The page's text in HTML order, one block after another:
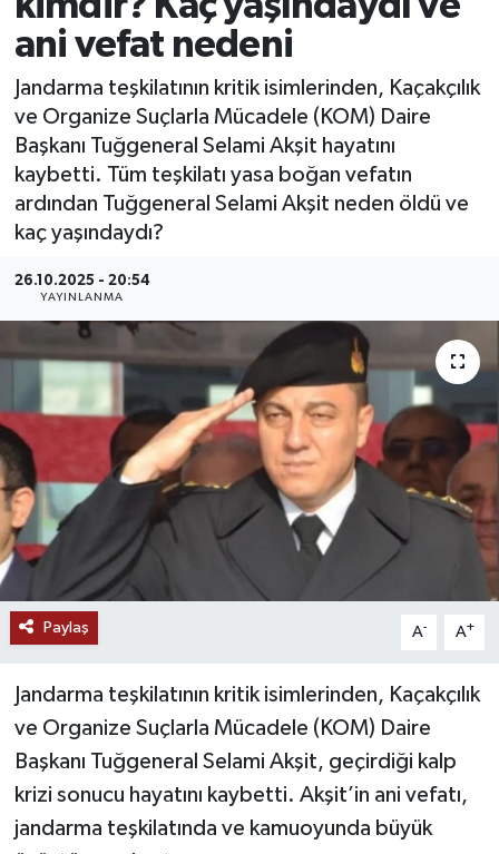
ani vefat nedeni
Jandarma teşkilatının kritik isimlerinden, Kaçakçılık
ve Organize Suçlarla Mücadele (KOM) Daire
Başkanı Tuğgeneral Selami Akşit hayatını
kaybetti. Tüm teşkilatı yasa boğan vefatın
ardından Tuğgeneral Selami Akşit neden öldü ve
kaç yaşındaydı?
26.10.2025 - 20:54
YAYINLANMA
Paylaş A- A+
Jandarma teşkilatının kritik isimlerinden, Kaçakçılık
ve Organize Suçlarla Mücadele (KOM) Daire
Başkanı Tuğgeneral Selami Akşit, geçirdiği kalp
krizi sonucu hayatını kaybetti. Akşit’in ani vefatı,
jandarma teşkilatında ve kamuoyunda büyük
MAGAZİN
ÖZEL HABER
RESMİ İLANLAR
SAĞLIK
SOSYAL YARDIMLAR
SPONSORLU YAZI
SPOR
TEKNOLOJİ
YAŞAM